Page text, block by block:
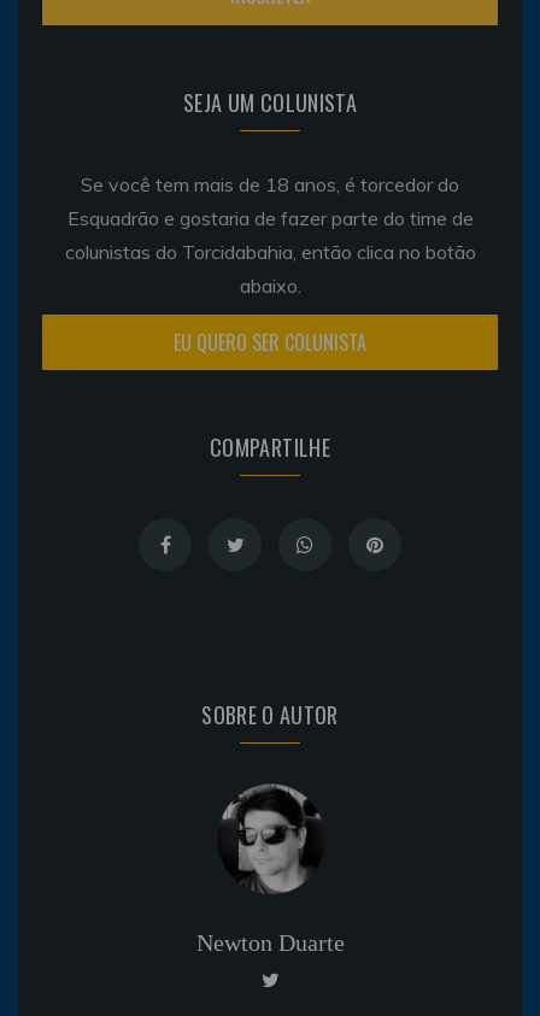
SEJA UM COLUNISTA
Se você tem mais de 18 anos, é torcedor do
Esquadrão e gostaria de fazer parte do time de
colunistas do Torcidabahia, então clica no botão
abaixo.
EU QUERO SER COLUNISTA
COMPARTILHE
SOBRE O AUTOR
Newton Duarte